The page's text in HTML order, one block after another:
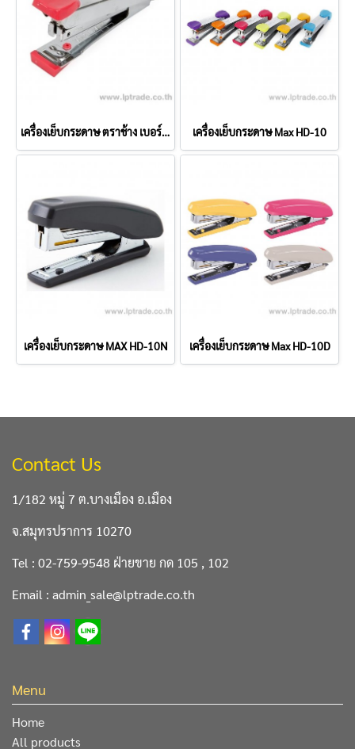
เครื่องเย็บกระดาษ ตราช้าง เบอร์ 10 เครื่องเย็บกระดาษ Max HD-10
เครื่องเย็บกระดาษ MAX HD-10N เครื่องเย็บกระดาษ Max HD-10D
Contact Us
1/182 หมู่ 7 ต.บางเมือง อ.เมือง
จ.สมุทรปราการ 10270
Tel : 02-759-9548 ฝ่ายขาย กด 105 , 102
Email : admin_sale@lptrade.co.th
Menu
Home
All products